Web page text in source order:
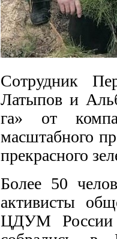
Сотрудник
Латыпов и
га» от
масштабного
прекрасного
Более 50
активисты
ЦДУМ России